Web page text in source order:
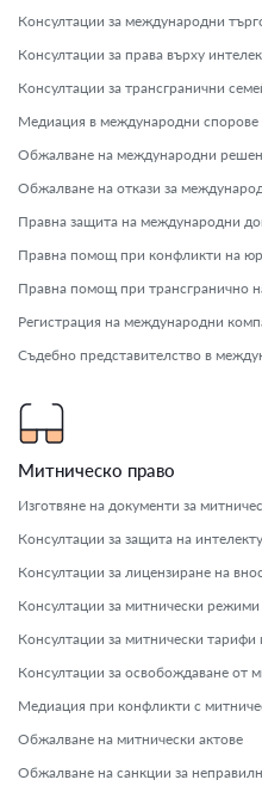
Консултации за международни
Консултации за права върху
Консултации за трансгранични
Медиация в международни спорове
Обжалване на международни
Обжалване на откази за
Правна защита на международни
Правна помощ при конфликти на
Правна помощ при трансгранично
Регистрация на международни
Съдебно представителство в
Митническо право
Изготвяне на документи за
Консултации за защита на
Консултации за лицензиране на
Консултации за митнически
Консултации за митнически тарифи
Консултации за освобождаване от
Медиация при конфликти с
Обжалване на митнически актове
Обжалване на санкции за